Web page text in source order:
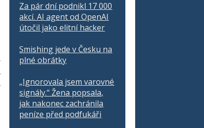
Za pár dní podnikl 17 000
akcí. AI agent od OpenAI
útočil jako elitní hacker
Smishing jede v Česku na
plné obrátky
„Ignorovala jsem varovné
signály.“ Žena popsala,
jak nakonec zachránila
peníze před podfukáři